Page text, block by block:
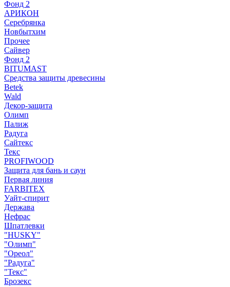
Фонд 2
АРИКОН
Серебрянка
Новбытхим
Прочее
Сайвер
Фонд 2
BITUMAST
Средства защиты древесины
Betek
Wald
Декор-защита
Олимп
Палиж
Радуга
Сайтекс
Текс
PROFIWOOD
Защита для бань и саун
Первая линия
FARBITEX
Уайт-спирит
Держава
Нефрас
Шпатлевки
"HUSKY"
"Олимп"
"Ореол"
"Радуга"
"Текс"
Брозекс